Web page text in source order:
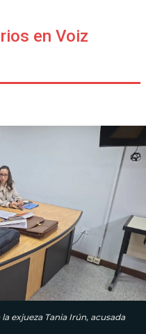
en Voiz
exjueza Tania Irún, acusada